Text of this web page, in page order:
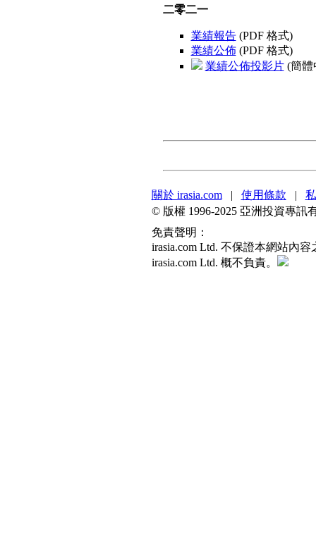
二零二一
業績報告(PDF 格式)
業績公佈(PDF 格式)
業績公佈投影片(簡體
關於 irasia.com| 使用條款 |
© 版權 1996-2025 亞洲投資專訊
免責聲明：
irasia.com Ltd. 不保證本網站內
irasia.com Ltd. 概不負責。